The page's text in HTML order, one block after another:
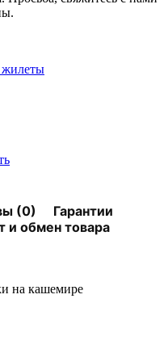
(0)
Гарантии
и обмен товара
на кашемире